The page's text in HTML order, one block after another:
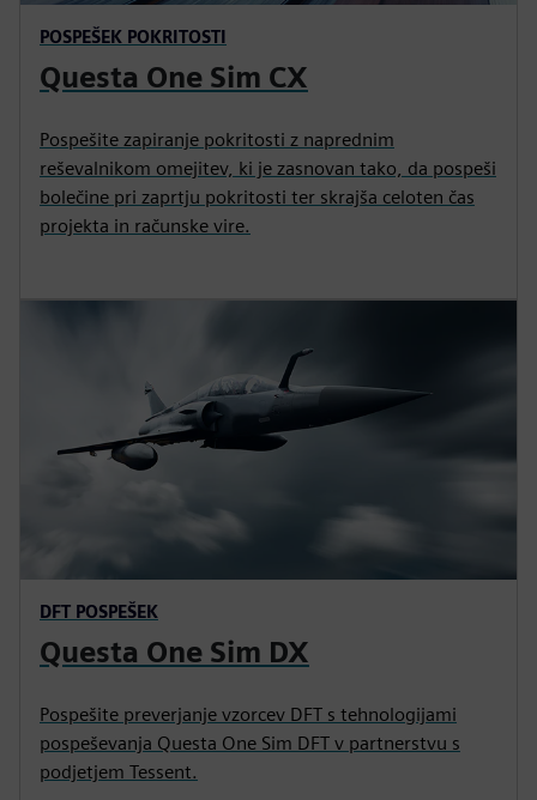
POSPEŠEK POKRITOSTI
Questa One Sim CX
Pospešite zapiranje pokritosti z naprednim
reševalnikom omejitev, ki je zasnovan tako, da pospeši
bolečine pri zaprtju pokritosti ter skrajša celoten čas
projekta in računske vire.
DFT POSPEŠEK
Questa One Sim DX
Pospešite preverjanje vzorcev DFT s tehnologijami
pospeševanja Questa One Sim DFT v partnerstvu s
podjetjem Tessent.